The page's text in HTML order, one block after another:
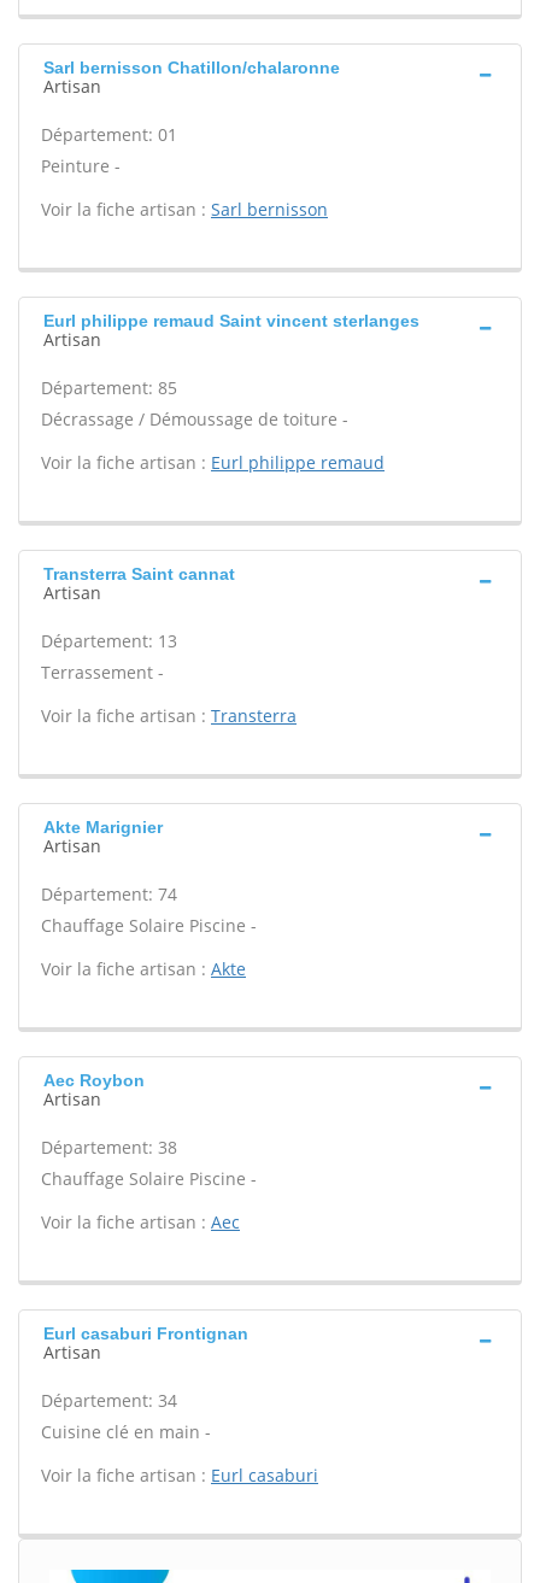
Sarl bernisson Chatillon/chalaronne
Artisan
Département: 01
Peinture -
Voir la fiche artisan : Sarl bernisson
Eurl philippe remaud Saint vincent sterlanges
Artisan
Département: 85
Décrassage / Démoussage de toiture -
Voir la fiche artisan : Eurl philippe remaud
Transterra Saint cannat
Artisan
Département: 13
Terrassement -
Voir la fiche artisan : Transterra
Akte Marignier
Artisan
Département: 74
Chauffage Solaire Piscine -
Voir la fiche artisan : Akte
Aec Roybon
Artisan
Département: 38
Chauffage Solaire Piscine -
Voir la fiche artisan : Aec
Eurl casaburi Frontignan
Artisan
Département: 34
Cuisine clé en main -
Voir la fiche artisan : Eurl casaburi